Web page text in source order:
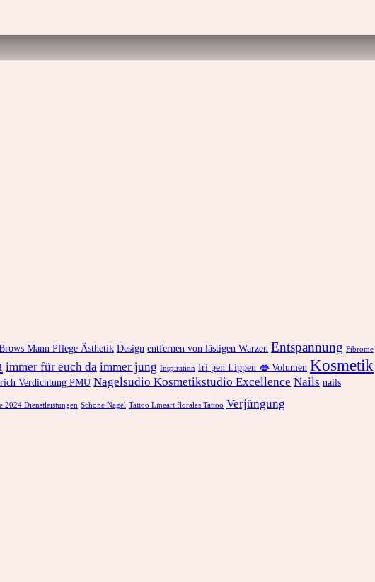
Mann Pflege Ästhetik Design entfernen von lästigen Warzen Entspannung Fibrome
immer für euch da immer jung Inspiration Iri pen Lippen 👄 Volumen Kosmetik
Verdichtung PMU Nagelsudio Kosmetikstudio Excellence Nails nails
2024 Dienstleistungen Schöne Nagel Tattoo Lineart florales Tattoo Verjüngung